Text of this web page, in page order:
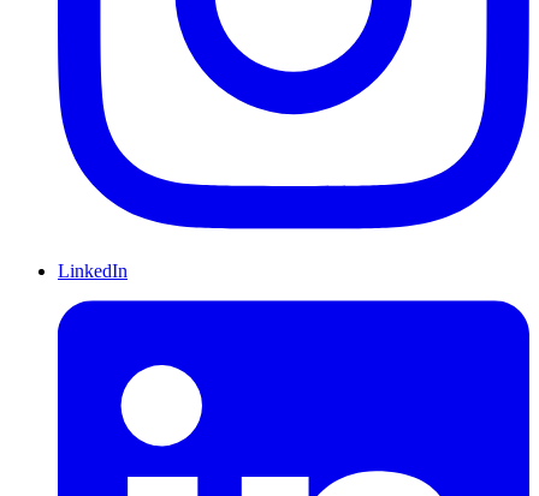
LinkedIn